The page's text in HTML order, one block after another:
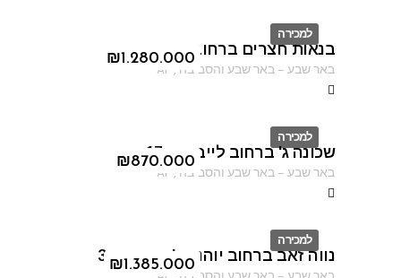
למכירה
ID
₪1.280.000
בנאות חצרים ברחוב נחום גוטמן
באר שבע–באר שבע והסביבה ,
AF
למכירה
ID
₪870.000
שכונה ג' ברחוב לייב יפה 17
באר שבע–באר שבע והסביבה ,
AF
למכירה
ID
₪1.385.000
נווה זאב ברחוב יוהנה ז'בוטינסקי 3